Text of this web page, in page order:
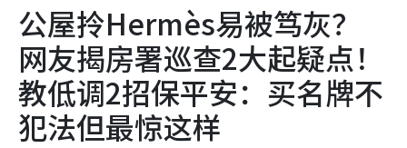
公屋拎Hermès易被笃灰？
网友揭房署巡查2大起疑点！
教低调2招保平安：买名牌不
犯法但最惊这样